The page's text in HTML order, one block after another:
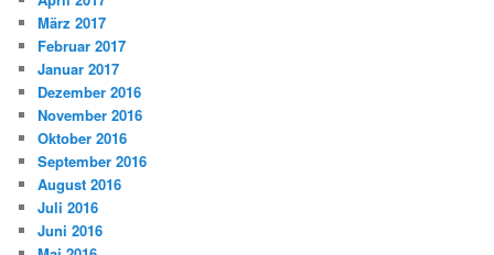
März 2017
Februar 2017
Januar 2017
Dezember 2016
November 2016
Oktober 2016
September 2016
August 2016
Juli 2016
Juni 2016